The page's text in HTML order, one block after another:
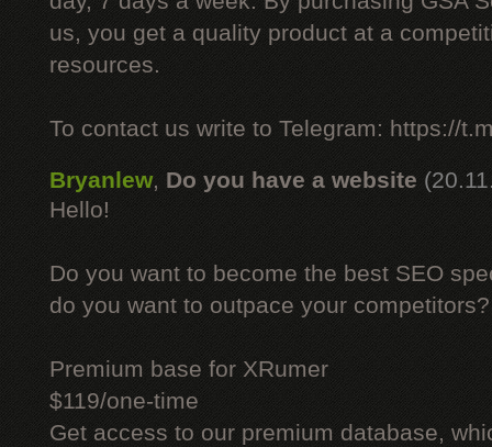
us, you get a quality product at a
resources.
To contact us write to Telegram: https://
Bryanlew, Do you have a website
Hello!
Do you want to become the best SEO
do you want to outpace your competitors?
Premium base for XRumer
$119/one-time
Get access to our premium database,